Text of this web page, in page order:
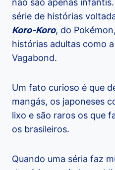
não são apenas
série de histórias
Koro-Koro, do
histórias adultas como a
Vagabond.
Um fato curioso é que
mangás, os japoneses
lixo e são raros os que
os brasileiros.
Quando uma séria faz